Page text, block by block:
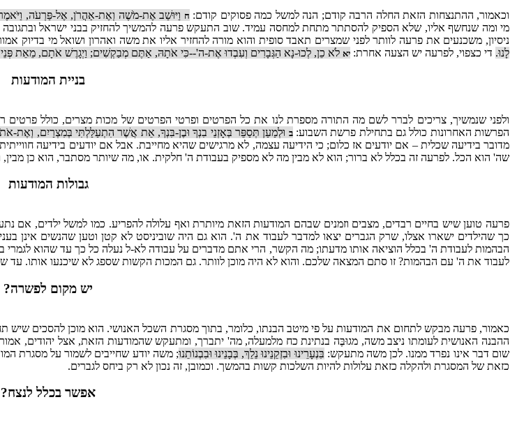
וכאמור, ההתנצחות הזאת החלה הרבה קודם; הנה למשל כמה פסוקים קודם: ח וַיּוּשַׁב אֶת-מֹשֶׁה וְאֶת-אַהֲרֹן, אֶל-פַּרְעֹה,
מי ומה שנחשף אליו, שלא הספיק להסתתר מתחת למחסה עמיד. שוב התעקש פרעה להמשיך להחזיק בבני ישראל
ניסיון, משכנעים את פרעה לוותר לפני שמצרים תאבד סופית והוא מורה להחזיר אליו את משה ואהרון ושואל מי בדיוק
לָנוּ. די כצפוי, לפרעה יש הצעה אחרת: יא לֹא כֵן, לְכוּ-נָא הַגְּבָרִים וְעִבְדוּ אֶת-ה'--כִּי אֹתָהּ, אַתֶּם מְבַקְשִׁים; וַיְגָרֶשׁ אֹתָם, מֵאֵת
בניית המודעות
ולפני שנמשיך, צריכים לברר לשם מה התורה מספרת לנו את כל הפרטים ופרטי הפרטים של מכות מצרים, כולל
הפרשות האחרונות כולל גם בתחילת פרשת השבוע:ב וּלְמַעַן תְּסַפֵּר בְּאָזְנֵי בִנְךָ וּבֶן-בִּנְךָ, אֵת אֲשֶׁר הִתְעַלַּלְתִּי בְּמִצְרַיִם, וְאֶת-
מדובר בידיעה שכלית – אם יודעים אז כלום; כי הידיעה עצמה, לא מרגישים שהיא מחייבת. אבל אם יודעים בידיעה
שה' הוא הכל. לפרעה זה בכלל לא ברור; הוא לא מבין מה לא מספיק בעבודת ה' חלקית. או, מה שיותר מסתבר, הוא כן
גבולות המודעות
פרעה טוען שיש בחיים רבדים, מצבים וזמנים שבהם המודעות הזאת מיותרת ואף עלולה להפריע. כמו למשל ילדים,
כך שהילדים ישארו אצלו, שרק הגברים יצאו למדבר לעבוד את ה'. הוא גם היה שוביניסט לא קטן וטען שהנשים אינן
הבהמות לעבודת ה' בכלל הוציאה אותו מדעתו; מה הקשר, הרי אתם מדברים על עבודה לא-ל נעלה כל כך עד שהוא לגמרי
לעבוד את ה' עם הבהמות? זו סתם המצאה שלכם. והוא לא היה מוכן לוותר. גם המכות הקשות שספג לא שיכנעו אותו. עד
יש מקום לפשרה?
כאמור, פרעה מבקש לתחום את המודעות על פי מיטב הבנתו, כלומר, בתוך מסגרת השכל האנושי. הוא מוכן להסכים שיש
ההבנה האנושית לעומתו ניצב משה, מגוּבֶּה בנתינת כח מלמעלה, מה' יתברך, ומתעקש שהמודעות הזאת, אצל יהודים,
שום דבר אינו נפרד ממנו. לכן משה מתעקש: בִּנְעָרֵינוּ וּבִזְקֵנֵינוּ נֵלֵךְ, בְּבָנֵינוּ וּבִבְנוֹתֵנוּ; משה יודע שחייבים לשמור על מסגרת
כזאת של המסגרת ולהקלה כזאת עלולות להיות השלכות קשות בהמשך. וכמובן, זה נכון לא רק ביחס לגברים.
אפשר בכלל לנצח?